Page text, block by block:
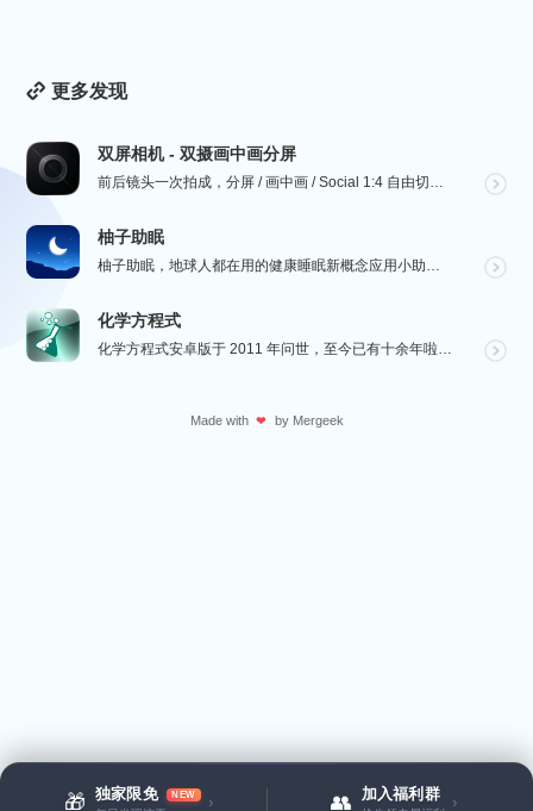
🎁 独家限免 NEW › 👥 加入福利群 ›
更多发现
双屏相机 - 双摄画中画分屏
前后镜头一次拍成，分屏 / 画中画 / Social 1:4 自由切换，最高 4K。骑行、行车记录、...
柚子助眠
柚子助眠，地球人都在用的健康睡眠新概念应用小助手。Phone必备App神器.每一个热爱生活的人，都值...
化学方程式
化学方程式安卓版于 2011 年问世，至今已有十余年啦！在广大网友的积极贡献和我们的悉心维护下，如今...
Made with ❤ by Mergeek